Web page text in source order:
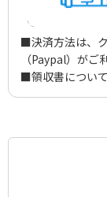
■決済方法は、
（Paypal）がご
■領収書につい